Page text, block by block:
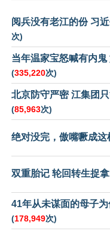
阅兵没有老江的份 习
次)
当年温家宝怒喊有内
(335,220次)
北京防守严密 江集团
(85,963次)
绝对没完，傲嘴噘成这
双重胎记 轮回转生捉
41年从未谋面的母子为
(178,949次)